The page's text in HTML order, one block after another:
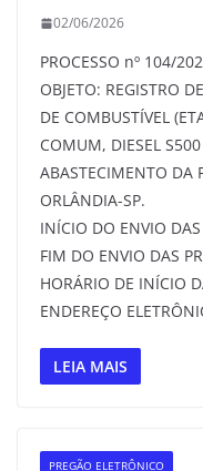
02/06/2026
PROCESSO nº 104/
OBJETO: REGISTRO
DE COMBUSTÍVEL
COMUM, DIESEL
ABASTECIMENTO DA
ORLÂNDIA-SP.
INÍCIO DO ENVIO
FIM DO ENVIO DAS
HORÁRIO DE INÍCIO
ENDEREÇO
LEIA MAIS
PREGÃO ELETRÔNICO